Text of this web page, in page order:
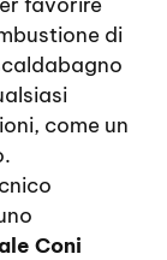
di
come un
Coni